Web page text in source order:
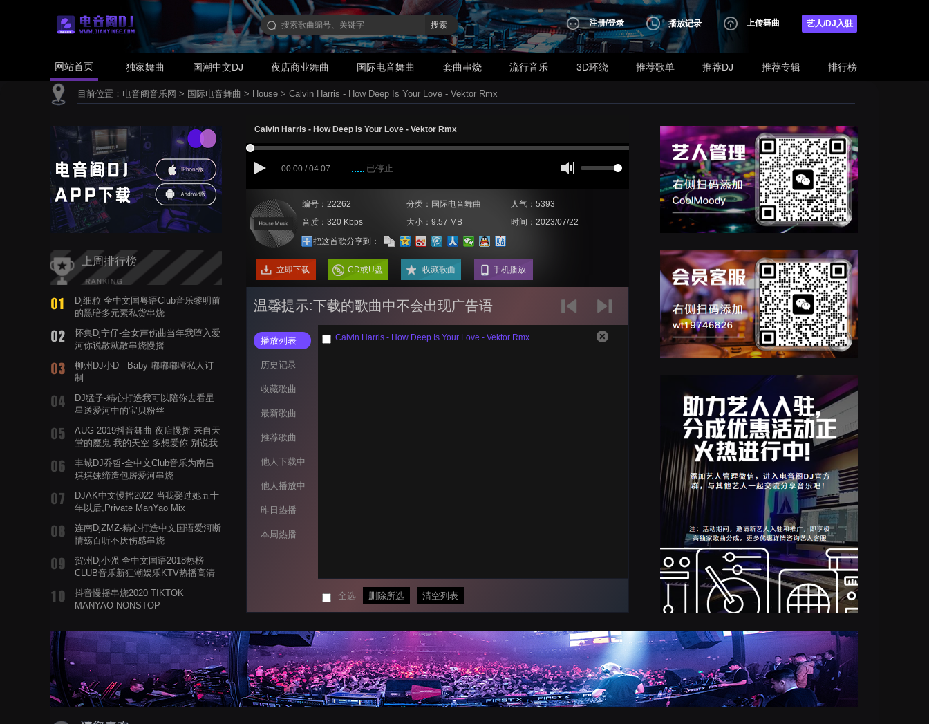
搜索 注册/登录 播放记录 上传舞曲 艺人/DJ入驻
网站首页 独家舞曲 国潮中文DJ 夜店商业舞曲 国际电音舞曲 套曲串烧 流行音乐 3D环绕 推荐歌单 推荐DJ 推荐专辑 排行榜
目前位置： 电音阁音乐网 > 国际电音舞曲 > House > Calvin Harris - How Deep Is Your Love - Vektor Rmx
上周排行榜
Dj细粒 全中文国粤语Club音乐黎明前
的黑暗多元素私货串烧
怀集Dj宁仔-全女声伤曲当年我堕入爱
河你说散就散串烧慢摇
柳州DJ小D - Baby 嘟嘟嘟哑私人订
制
DJ猛子-精心打造我可以陪你去看星
星送爱河中的宝贝粉丝
AUG 2019抖音舞曲 夜店慢摇 来自天
堂的魔鬼 我的天空 多想爱你 别说我
丰城DJ乔哲-全中文Club音乐为南昌
琪琪妹缔造包房爱河串烧
DJAK中文慢摇2022 当我娶过她五十
年以后,Private ManYao Mix
连南DjZMZ-精心打造中文国语爱河断
情殇百听不厌伤感串烧
贺州Dj小强-全中文国语2018热榜
CLUB音乐新狂潮娱乐KTV热播高清
抖音慢摇串烧2020 TIKTOK
MANYAO NONSTOP
蝉爸爸妈妈爱存在夏天的风是想你的
声音啊
Calvin Harris - How Deep Is Your Love - Vektor Rmx
00:00 / 04:07 已停止
编号：22262 分类：国际电音舞曲
人气：5393
音质：320 Kbps
大小：9.57 MB
时间：2023/07/22
把这首歌分享到：
立即下载 CD或U盘 收藏歌曲 手机播放
温馨提示:下载的歌曲中不会出现广告语
播放列表
历史记录
收藏歌曲
最新歌曲
推荐歌曲
他人下载中
他人播放中
昨日热播
本周热播
Calvin Harris - How Deep Is Your Love - Vektor Rmx
全选 删除所选 清空列表